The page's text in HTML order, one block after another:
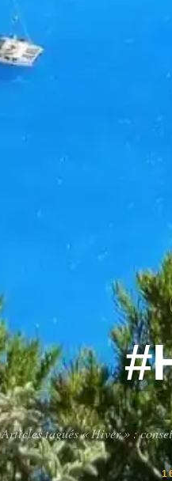
Articles tagués « Hiver » :